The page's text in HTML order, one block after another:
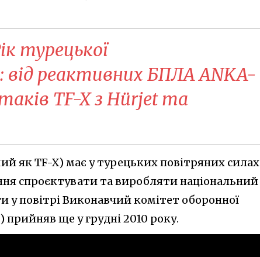
турецької
від реактивних БПЛА ANKA-
TF-X з Hürjet та
як TF-X) має у турецьких повітряних силах
спроєктувати та виробляти національний
повітрі Виконавчий комітет оборонної
ще у грудні 2010 року.